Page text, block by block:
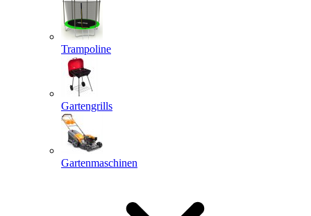
Trampoline
Gartengrills
Gartenmaschinen